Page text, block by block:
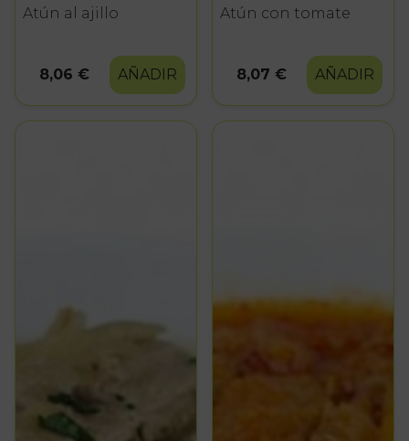
Atún al ajillo
8,06 € AÑADIR
Atún con tomate
8,07 € AÑADIR